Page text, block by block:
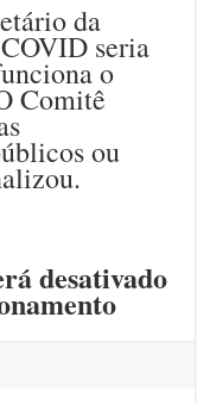
da
seria
o
Comitê
ou
desativado